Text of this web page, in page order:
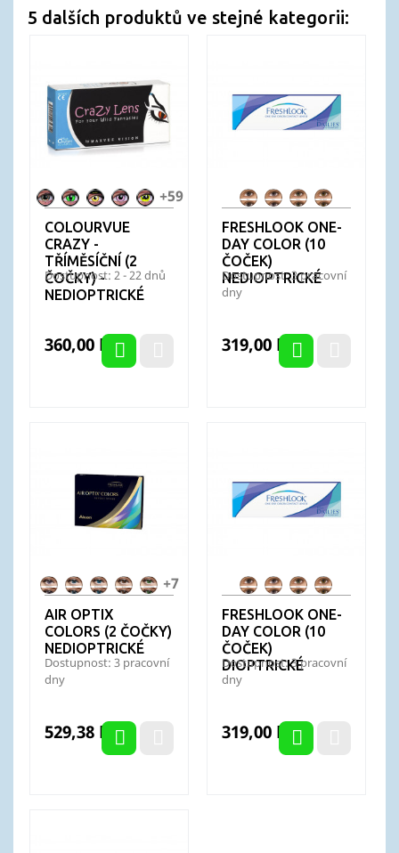
5 dalších produktů ve stejné kategorii:
COLOURVUE
CRAZY -
TŘÍMĚSÍČNÍ (2
ČOČKY) -
NEDIOPTRICKÉ
Dostupnost: 2 - 22 dnů
Cena
360,00 Kč
AlienAnaconda
AvatarBarbie
Bat+59
FRESHLOOK ONE-
DAY COLOR (10
ČOČEK)
NEDIOPTRICKÉ
Dostupnost: 3 pracovní
dny
Cena
319,00 Kč
FL
Blue
FL
Grey
FL
Green
FL
Pure
Hazel
AIR OPTIX
COLORS (2 ČOČKY)
NEDIOPTRICKÉ
Dostupnost: 3 pracovní
dny
Cena
529,38 Kč
AO
Amethyst
AO
Blue
AO
Brilliant
Blue
AO
Brown
AO
Gemstone
Green
+7
FRESHLOOK ONE-
DAY COLOR (10
ČOČEK)
DIOPTRICKÉ
Dostupnost: 3 pracovní
dny
Cena
319,00 Kč
FL
Blue
FL
Grey
FL
Green
FL
Pure
Hazel